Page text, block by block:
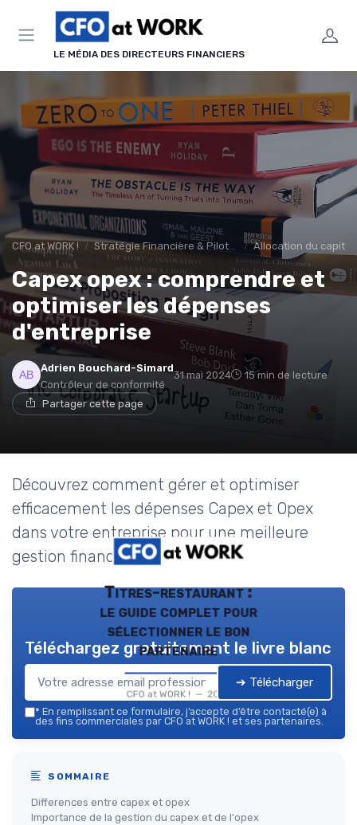
LE MÉDIA DES DIRECTEURS FINANCIERS
CFO at WORK ! Stratégie Financière & Pilotage Allocation du capital
Capex opex : comprendre et
optimiser les dépenses
d'entreprise
Adrien Bouchard-Simard
Contrôleur de conformité
31 mai 2024 15 min de lecture
Partager cette page
Découvrez comment gérer et optimiser
efficacement les dépenses Capex et Opex
dans votre entreprise pour une meilleure
gestion financière.
Titres-restaurant :
le guide complet pour
sélectionner le bon
partenaire
CFO at WORK ! — 2026
Téléchargez gratuitement le livre blanc
➔ Télécharger
* En remplissant ce formulaire, j’accepte d’être contacté(e) à
des fins commerciales par CFO at WORK ! et ses partenaires.
SOMMAIRE
Differences entre capex et opex
Importance de la gestion du capex et de l'opex
Panneau de gestion des cookies